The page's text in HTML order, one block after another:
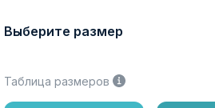
Выберите размер
Таблица размеров